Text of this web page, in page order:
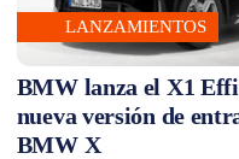
LANZAMIENTOS
BMW lanza el X1
nueva versión de
BMW X